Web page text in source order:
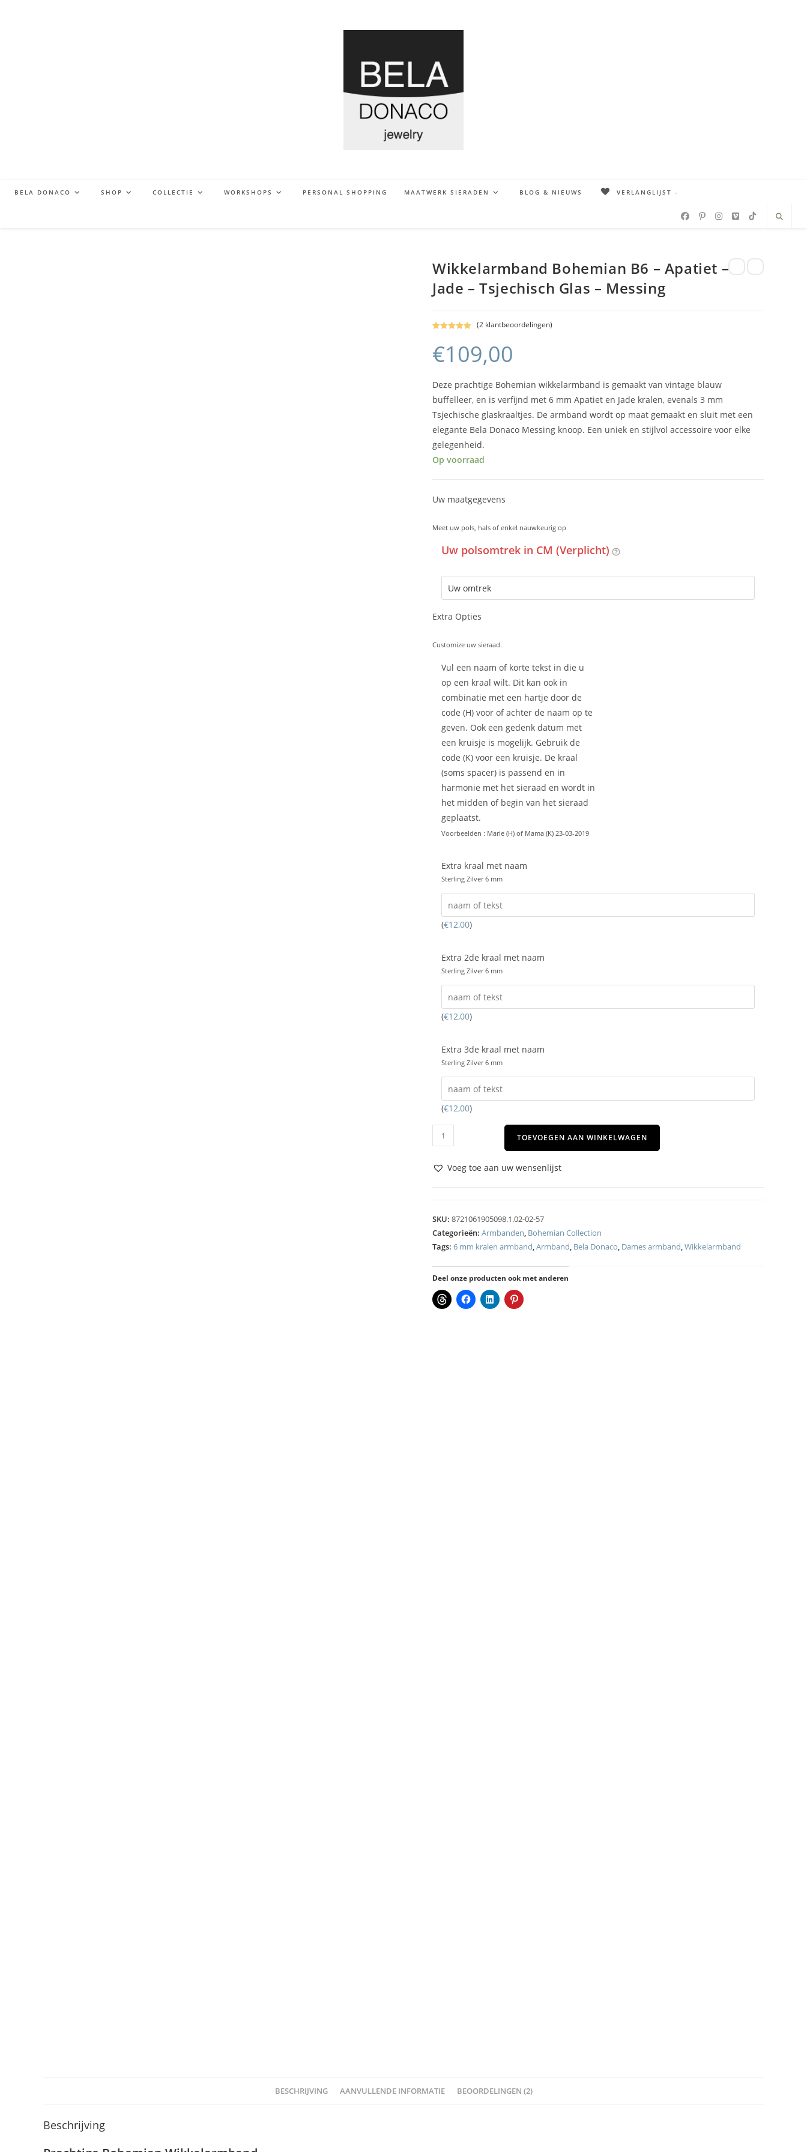
BELA DONACO SHOP COLLECTIE WORKSHOPS PERSONAL SHOPPING MAATWERK SIERADEN BLOG & NIEUWS VERLANGLIJST -
Wikkelarmband Bohemian B6 – Apatiet –
Jade – Tsjechisch Glas – Messing
5.00 op 5
gebaseerd
waarderinge
(2klantbeoordelingen)
€109,00
Deze prachtige Bohemian wikkelarmband is gemaakt van vintage blauw
buffelleer, en is verfijnd met 6 mm Apatiet en Jade kralen, evenals 3 mm
Tsjechische glaskraaltjes. De armband wordt op maat gemaakt en sluit met een
elegante Bela Donaco Messing knoop. Een uniek en stijlvol accessoire voor elke
gelegenheid.
Op voorraad
Uw maatgegevens
Meet uw pols, hals of enkel nauwkeurig op
Uw polsomtrek in CM (Verplicht)
Extra Opties
Customize uw sieraad.
Vul een naam of korte tekst in die u
op een kraal wilt. Dit kan ook in
combinatie met een hartje door de
code (H) voor of achter de naam op te
geven. Ook een gedenk datum met
een kruisje is mogelijk. Gebruik de
code (K) voor een kruisje. De kraal
(soms spacer) is passend en in
harmonie met het sieraad en wordt in
het midden of begin van het sieraad
geplaatst.
Voorbeelden : Marie (H) of Mama (K) 23-03-2019
Extra kraal met naam
Sterling Zilver 6 mm
(€12,00)
Extra 2de kraal met naam
Sterling Zilver 6 mm
(€12,00)
Extra 3de kraal met naam
Sterling Zilver 6 mm
(€12,00)
TOEVOEGEN AAN WINKELWAGEN
Voeg toe aan uw wensenlijst
SKU: 8721061905098.1.02-02-57
Categorieën: Armbanden, Bohemian Collection
Tags: 6 mm kralen armband,Armband, Bela Donaco, Dames armband,Wikkelarmband
Deel onze producten ook met anderen
BESCHRIJVING AANVULLENDE INFORMATIE BEOORDELINGEN (2)
Beschrijving